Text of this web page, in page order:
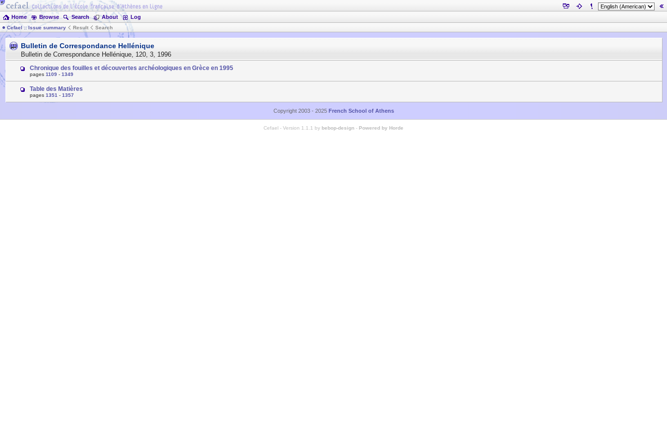
Home Browse Search About Log
Cefael :: Issue summary Result Search
Bulletin de Correspondance Hellénique
Bulletin de Correspondance Hellénique, 120, 3, 1996
Chronique des fouilles et découvertes archéologiques en Grèce en 1995
pages 1109 - 1349
Table des Matières
pages 1351 - 1357
Copyright 2003 - 2025 French School of Athens
Cefael - Version 1.1.1 by bebop-design - Powered by Horde